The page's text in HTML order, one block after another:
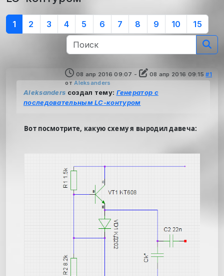
1 2 3 4 5 6 7 8 9 10 15
08 апр 2016 09:07 - 08 апр 2016 09:15 #1
отAleksanders
Aleksanders создал тему: Генератор с
последовательным LC-контуром
Вот посмотрите, какую схему я выродил давеча: